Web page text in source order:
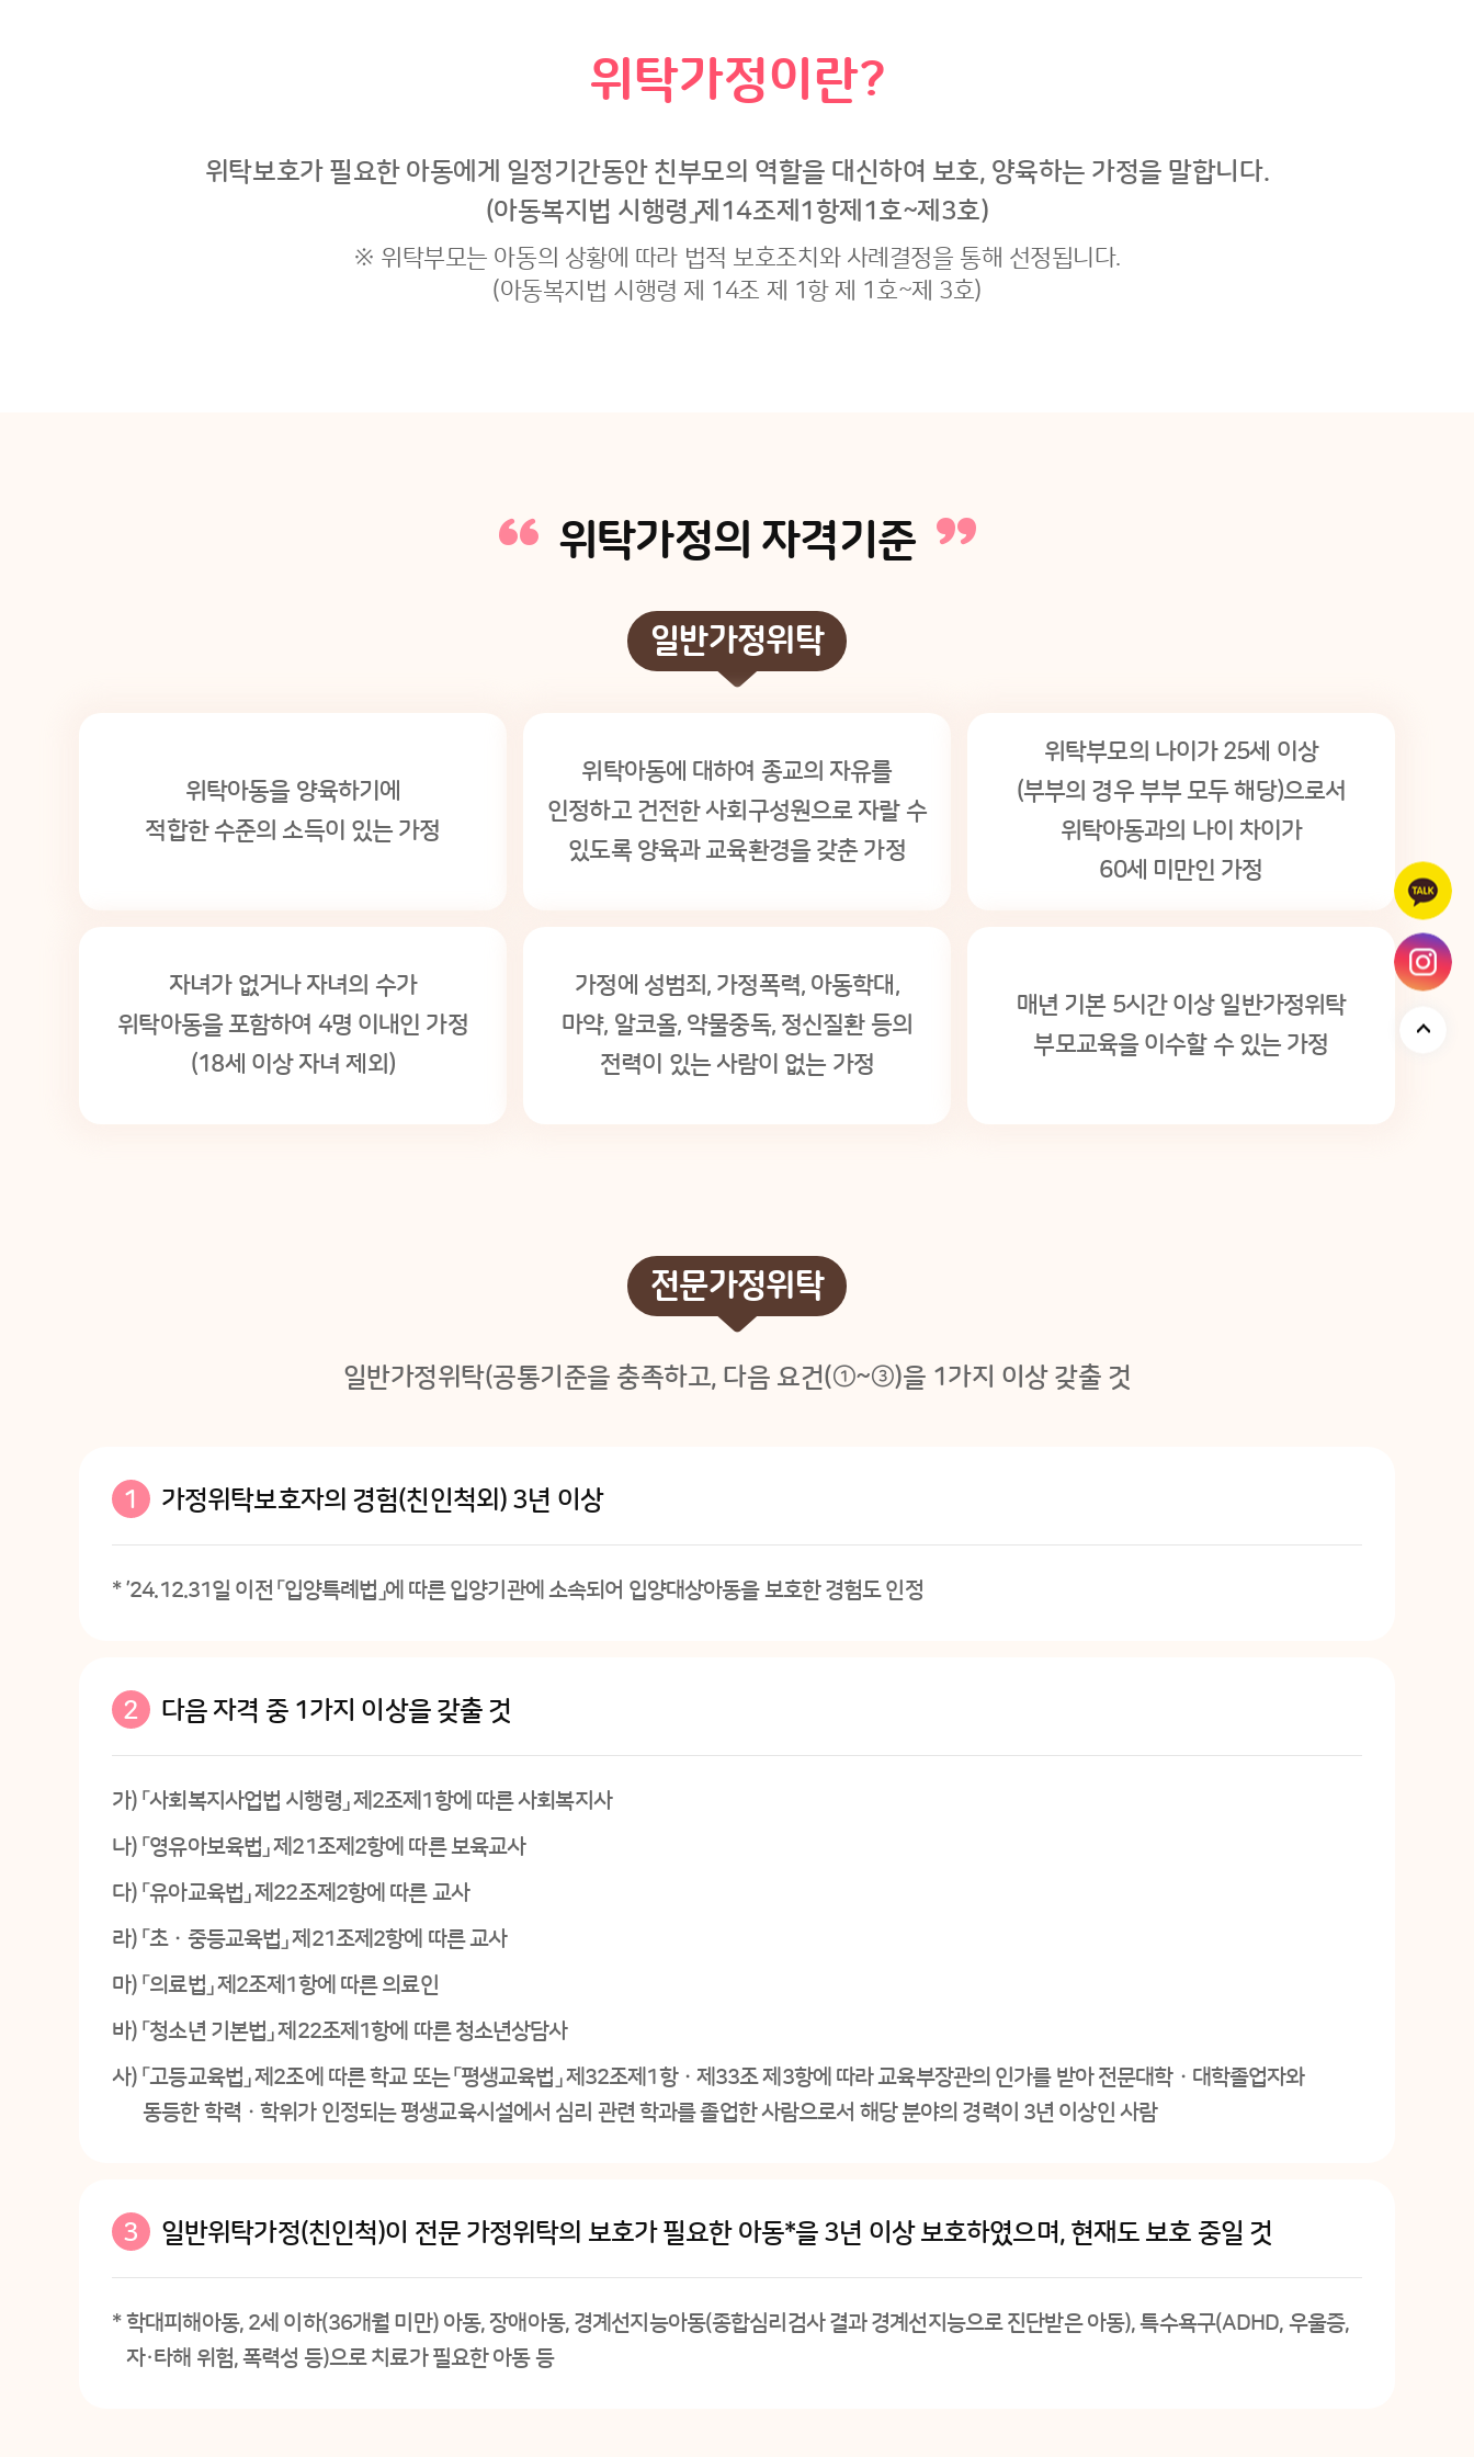
위탁가정이란?
위탁보호가 필요한 아동에게 일정기간동안 친부모의 역할을 대신하여 보호, 양육하는 가정을 말합니다.
(아동복지법 시행령」제14조제1항제1호~제3호)
※ 위탁부모는 아동의 상황에 따라 법적 보호조치와 사례결정을 통해 선정됩니다.
(아동복지법 시행령 제 14조 제 1항 제 1호~제 3호)
위탁가정의 자격기준
일반가정위탁
위탁아동을 양육하기에
적합한 수준의 소득이 있는 가정
위탁아동에 대하여 종교의 자유를
인정하고 건전한 사회구성원으로 자랄 수
있도록 양육과 교육환경을 갖춘 가정
위탁부모의 나이가 25세 이상
(부부의 경우 부부 모두 해당)으로서
위탁아동과의 나이 차이가
60세 미만인 가정
자녀가 없거나 자녀의 수가
위탁아동을 포함하여 4명 이내인 가정
(18세 이상 자녀 제외)
가정에 성범죄, 가정폭력, 아동학대,
마약, 알코올, 약물중독, 정신질환 등의
전력이 있는 사람이 없는 가정
매년 기본 5시간 이상 일반가정위탁
부모교육을 이수할 수 있는 가정
전문가정위탁
일반가정위탁(공통기준을 충족하고, 다음 요건(①~③)을 1가지 이상 갖출 것
1 가정위탁보호자의 경험(친인척외) 3년 이상
* ’24.12.31일 이전 「입양특례법」에 따른 입양기관에 소속되어 입양대상아동을 보호한 경험도 인정
2 다음 자격 중 1가지 이상을 갖출 것
가) 「사회복지사업법 시행령」 제2조제1항에 따른 사회복지사
나) 「영유아보육법」 제21조제2항에 따른 보육교사
다) 「유아교육법」 제22조제2항에 따른 교사
라) 「초ㆍ중등교육법」 제21조제2항에 따른 교사
마) 「의료법」 제2조제1항에 따른 의료인
바) 「청소년 기본법」 제22조제1항에 따른 청소년상담사
사) 「고등교육법」 제2조에 따른 학교 또는 「평생교육법」 제32조제1항ㆍ제33조 제3항에 따라 교육부장관의 인가를 받아 전문대학ㆍ대학졸업자와
동등한 학력ㆍ학위가 인정되는 평생교육시설에서 심리 관련 학과를 졸업한 사람으로서 해당 분야의 경력이 3년 이상인 사람
3 일반위탁가정(친인척)이 전문 가정위탁의 보호가 필요한 아동*을 3년 이상 보호하였으며, 현재도 보호 중일 것
* 학대피해아동, 2세 이하(36개월 미만) 아동, 장애아동, 경계선지능아동(종합심리검사 결과 경계선지능으로 진단받은 아동), 특수욕구(ADHD, 우울증,
자·타해 위험, 폭력성 등)으로 치료가 필요한 아동 등